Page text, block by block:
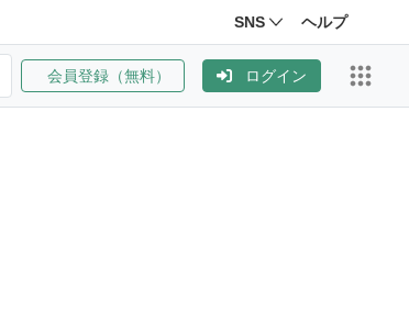
SNS ヘルプ
会員登録（無料） ログイン